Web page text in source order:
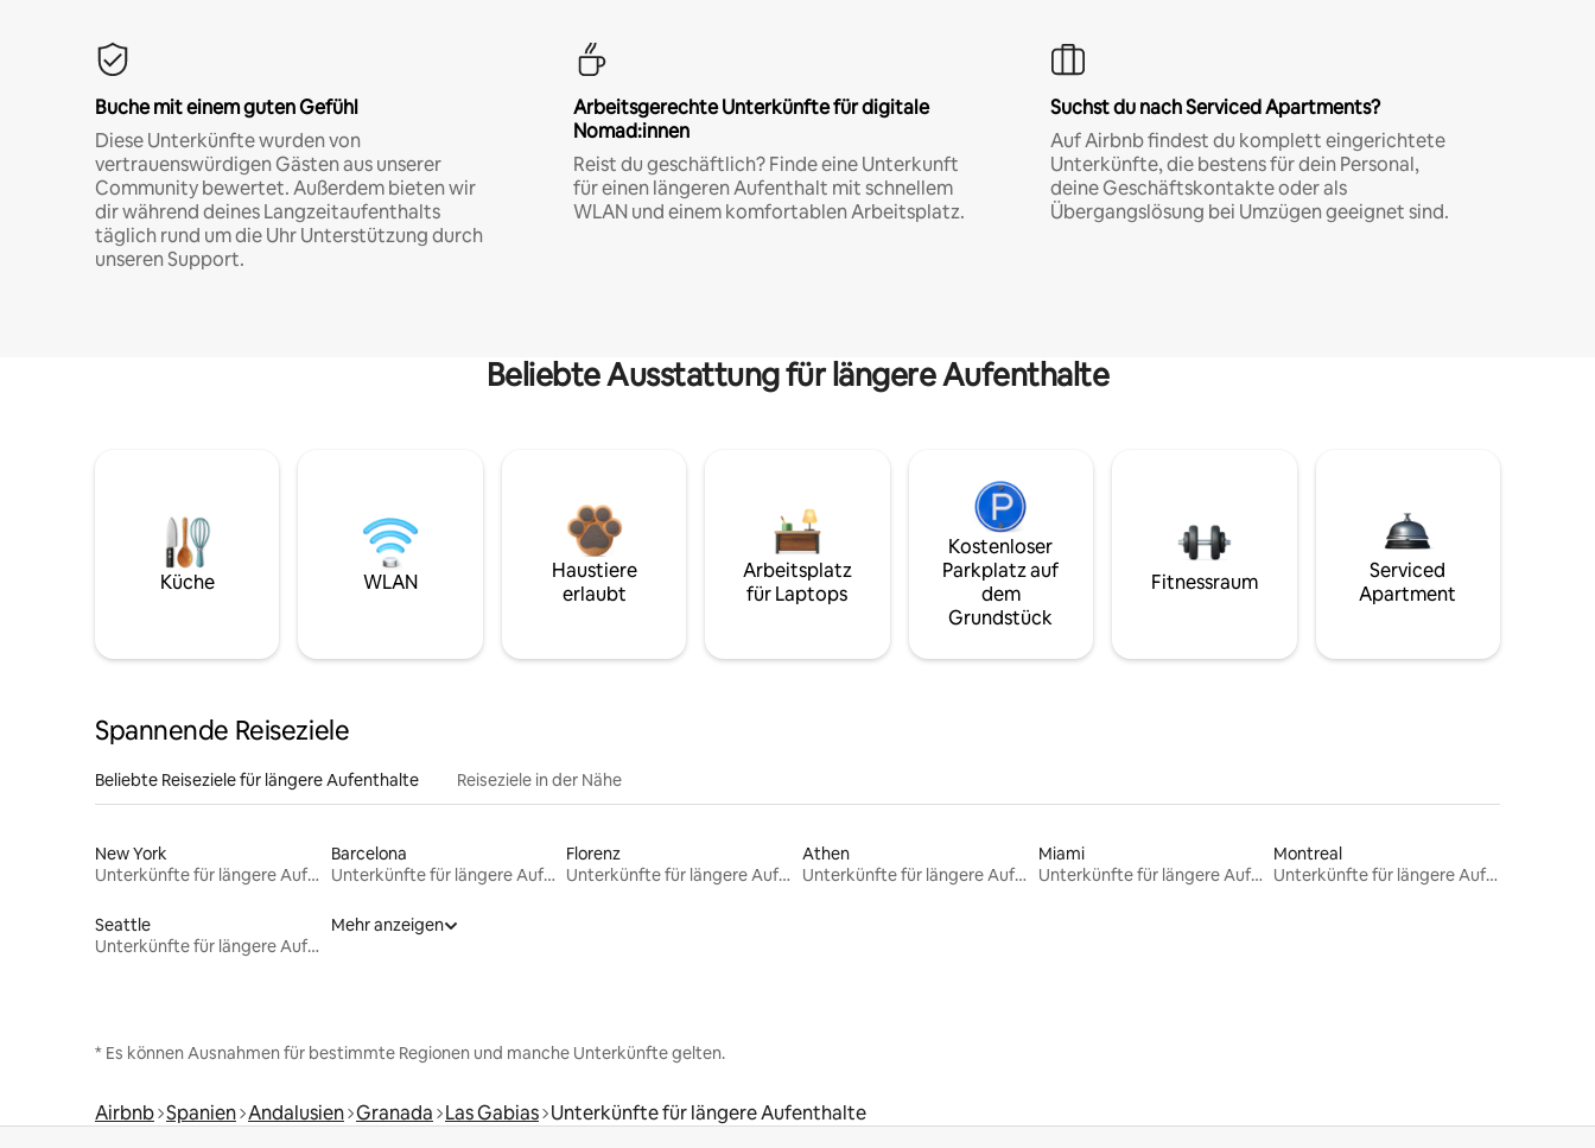
Buche mit einem guten Gefühl
Diese Unterkünfte wurden von
vertrauenswürdigen Gästen aus unserer
Community bewertet. Außerdem bieten wir
dir während deines Langzeitaufenthalts
täglich rund um die Uhr Unterstützung durch
unseren Support.
Arbeitsgerechte Unterkünfte für digitale
Nomad:innen
Reist du geschäftlich? Finde eine Unterkunft
für einen längeren Aufenthalt mit schnellem
WLAN und einem komfortablen Arbeitsplatz.
Suchst du nach Serviced Apartments?
Auf Airbnb findest du komplett eingerichtete
Unterkünfte, die bestens für dein Personal,
deine Geschäftskontakte oder als
Übergangslösung bei Umzügen geeignet sind.
Beliebte Ausstattung für längere Aufenthalte
Küche WLAN
Haustiere
erlaubt
Arbeitsplatz
für Laptops
Kostenloser
Parkplatz auf
dem
Grundstück
Fitnessraum
Serviced
Apartment
Spannende Reiseziele
Beliebte Reiseziele für längere Aufenthalte Reiseziele in der Nähe
New York
Unterkünfte für längere Aufenthalte
Barcelona
Unterkünfte für längere Aufenthalte
Florenz
Unterkünfte für längere Aufenthalte
Athen
Unterkünfte für längere Aufenthalte
Miami
Unterkünfte für längere Aufenthalte
Montreal
Unterkünfte für längere Aufenthalte
Seattle
Unterkünfte für längere Aufenthalte
Mehr anzeigen
* Es können Ausnahmen für bestimmte Regionen und manche Unterkünfte gelten.
Airbnb Spanien Andalusien Granada Las Gabias Unterkünfte für längere Aufenthalte